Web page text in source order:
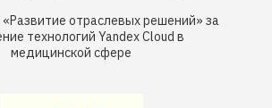
отраслевых решений» за
технологий Yandex Cloud в
медицинской сфере